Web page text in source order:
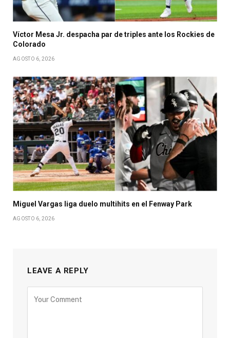
Víctor Mesa Jr. despacha par de triples ante los Rockies de
Colorado
AGOSTO 6, 2026
Miguel Vargas liga duelo multihits en el Fenway Park
AGOSTO 6, 2026
LEAVE A REPLY